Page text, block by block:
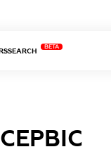
BETA